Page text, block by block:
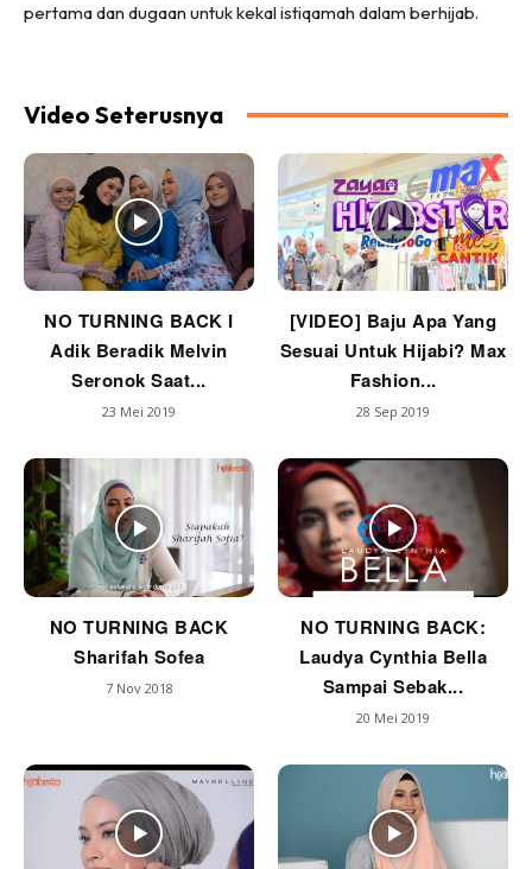
pertama dan dugaan untuk kekal istiqamah dalam berhijab.
Video Seterusnya
NO TURNING BACK I
Adik Beradik Melvin
Seronok Saat...
23 Mei 2019
[VIDEO] Baju Apa Yang
Sesuai Untuk Hijabi? Max
Fashion...
28 Sep 2019
NO TURNING BACK
Sharifah Sofea
7 Nov 2018
NO TURNING BACK:
Laudya Cynthia Bella
Sampai Sebak...
20 Mei 2019